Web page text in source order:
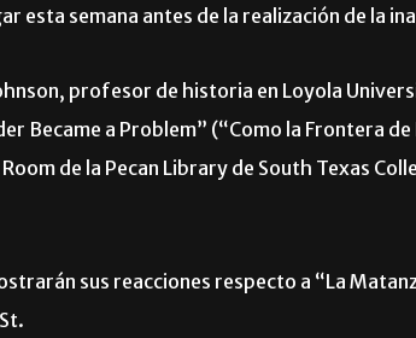
esta semana antes de la realización de la
profesor de historia en Loyola
Became a Problem” (“Como la Frontera
de la Pecan Library de South Texas
sus reacciones respecto a “La